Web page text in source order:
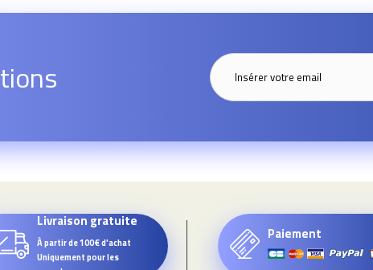
Livraison gratuite
À partir de 100€ d'achat
Uniquement pour les
Paiement